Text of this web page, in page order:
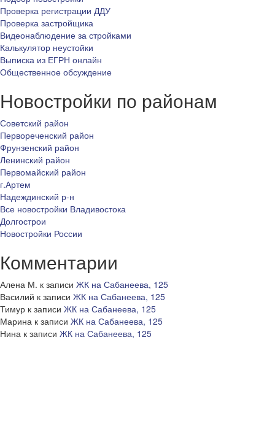
Проверка регистрации ДДУ
Проверка застройщика
Видеонаблюдение за стройками
Калькулятор неустойки
Выписка из ЕГРН онлайн
Общественное обсуждение
Новостройки по районам
Советский район
Первореченский район
Фрунзенский район
Ленинский район
Первомайский район
г.Артем
Надеждинский р-н
Все новостройки Владивостока
Долгострои
Новостройки России
Комментарии
Алена М. к записи ЖК на Сабанеева, 125
Василий к записи ЖК на Сабанеева, 125
Тимур к записи ЖК на Сабанеева, 125
Марина к записи ЖК на Сабанеева, 125
Нина к записи ЖК на Сабанеева, 125